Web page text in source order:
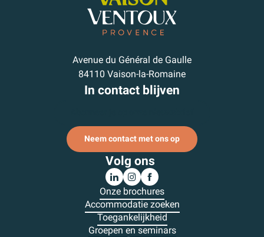
Avenue du Général de Gaulle
84110 Vaison-la-Romaine
In contact blijven
Neem contact met ons op
Volg ons
Onze brochures
Accommodatie zoeken
Toegankelijkheid
Groepen en seminars